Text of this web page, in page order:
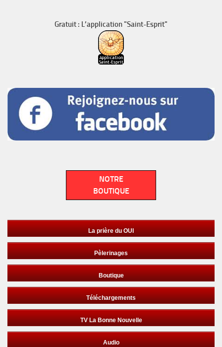
Gratuit : L’application "Saint-Esprit"
NOTRE
BOUTIQUE
La prière du OUI
Pèlerinages
Boutique
Téléchargements
TV La Bonne Nouvelle
Audio